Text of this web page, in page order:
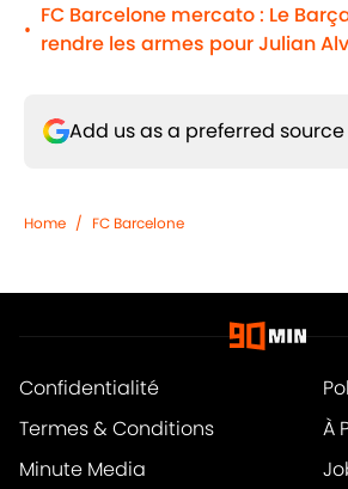
•
FC Barcelone mercato : Le
rendre les armes pour Julian
Add us as a preferred source
Home / FC Barcelone
Confidentialité
Termes & Conditions
À
Minute Media